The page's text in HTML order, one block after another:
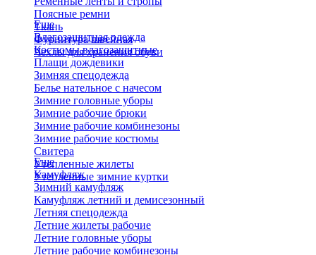
Поясные ремни
Ткань
Фурнитура швейная
Чехлы для хранения обуви
Еще
Влагозащитная одежда
Костюмы влагозащитные
Плащи дождевики
Зимняя спецодежда
Белье нательное с начесом
Зимние головные уборы
Зимние рабочие брюки
Зимние рабочие комбинезоны
Зимние рабочие костюмы
Свитера
Утепленные жилеты
Утепленные зимние куртки
Еще
Камуфляж
Зимний камуфляж
Камуфляж летний и демисезонный
Летняя спецодежда
Летние жилеты рабочие
Летние головные уборы
Летние рабочие комбинезоны